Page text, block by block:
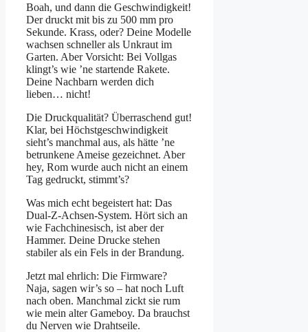
Boah, und dann die Geschwindigkeit!
Der druckt mit bis zu 500 mm pro
Sekunde. Krass, oder? Deine Modelle
wachsen schneller als Unkraut im
Garten. Aber Vorsicht: Bei Vollgas
klingt’s wie ’ne startende Rakete.
Deine Nachbarn werden dich
lieben… nicht!
Die Druckqualität? Überraschend gut!
Klar, bei Höchstgeschwindigkeit
sieht’s manchmal aus, als hätte ’ne
betrunkene Ameise gezeichnet. Aber
hey, Rom wurde auch nicht an einem
Tag gedruckt, stimmt’s?
Was mich echt begeistert hat: Das
Dual-Z-Achsen-System. Hört sich an
wie Fachchinesisch, ist aber der
Hammer. Deine Drucke stehen
stabiler als ein Fels in der Brandung.
Jetzt mal ehrlich: Die Firmware?
Naja, sagen wir’s so – hat noch Luft
nach oben. Manchmal zickt sie rum
wie mein alter Gameboy. Da brauchst
du Nerven wie Drahtseile.